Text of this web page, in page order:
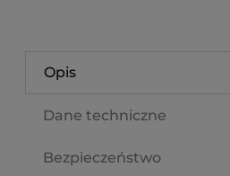
Opis
Dane techniczne
Bezpieczeństwo